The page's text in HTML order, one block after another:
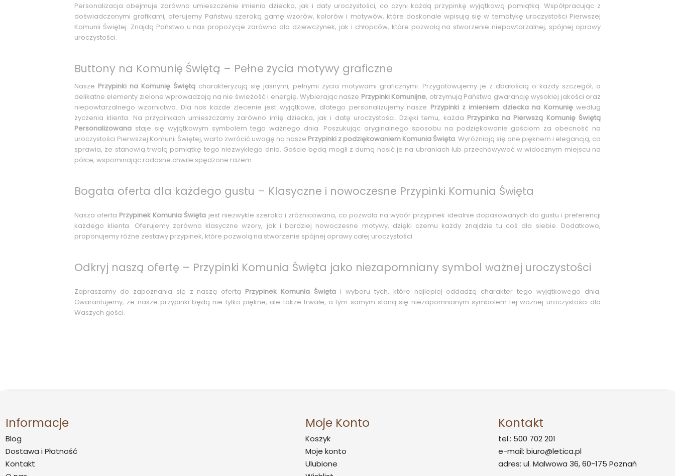
Personalizacja obejmuje zarówno umieszczenie imienia dziecka, jak i daty uroczystości, co czyni każdą przypinkę wyjątkową pamiątką. Współpracując z
doświadczonymi grafikami, oferujemy Państwu szeroką gamę wzorów, kolorów i motywów, które doskonale wpisują się w tematykę uroczystości Pierwszej
Komunii Świętej. Znajdą Państwo u nas propozycje zarówno dla dziewczynek, jak i chłopców, które pozwolą na stworzenie niepowtarzalnej, spójnej oprawy
uroczystości.
Buttony na Komunię Świętą – Pełne życia motywy graficzne
Nasze Przypinki na Komunię Świętą charakteryzują się jasnymi, pełnymi życia motywami graficznymi. Przygotowujemy je z dbałością o każdy szczegół, a
delikatne elementy zielone wprowadzają na nie świeżość i energię. Wybierając nasze Przypinki Komunijne, otrzymują Państwo gwarancję wysokiej jakości oraz
niepowtarzalnego wzornictwa. Dla nas każde zlecenie jest wyjątkowe, dlatego personalizujemy nasze Przypinki z imieniem dziecka na Komunięwedług
życzenia klienta. Na przypinkach umieszczamy zarówno imię dziecka, jak i datę uroczystości. Dzięki temu, każda Przypinka na Pierwszą Komunię Świętą
Personalizowana staje się wyjątkowym symbolem tego ważnego dnia. Poszukując oryginalnego sposobu na podziękowanie gościom za obecność na
uroczystości Pierwszej Komunii Świętej, warto zwrócić uwagę na nasze Przypinki z podziękowaniem Komunia Święta. Wyróżniają się one pięknem i elegancją, co
sprawia, że stanowią trwałą pamiątkę tego niezwykłego dnia. Goście będą mogli z dumą nosić je na ubraniach lub przechowywać w widocznym miejscu na
półce, wspominając radosne chwile spędzone razem.
Bogata oferta dla każdego gustu – Klasyczne i nowoczesne Przypinki Komunia Święta
Nasza oferta Przypinek Komunia Święta jest niezwykle szeroka i zróżnicowana, co pozwala na wybór przypinek idealnie dopasowanych do gustu i preferencji
każdego klienta. Oferujemy zarówno klasyczne wzory, jak i bardziej nowoczesne motywy, dzięki czemu każdy znajdzie tu coś dla siebie. Dodatkowo,
proponujemy różne zestawy przypinek, które pozwolą na stworzenie spójnej oprawy całej uroczystości.
Odkryj naszą ofertę – Przypinki Komunia Święta jako niezapomniany symbol ważnej uroczystości
Zapraszamy do zapoznania się z naszą ofertą Przypinek Komunia Święta i wyboru tych, które najlepiej oddadzą charakter tego wyjątkowego dnia.
Gwarantujemy, że nasze przypinki będą nie tylko piękne, ale także trwałe, a tym samym staną się niezapomnianym symbolem tej ważnej uroczystości dla
Waszych gości.
Informacje
Blog
Dostawa i Płatność
Kontakt
Moje Konto
Koszyk
Moje konto
Ulubione
Kontakt
tel.: 500 702 201
e-mail: biuro@letica.pl
adres: ul. Malwowa 36, 60-175 Poznań